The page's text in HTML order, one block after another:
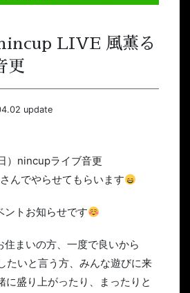
LIVE 風薫る
更
update
）nincupライブ音更
んでやらせてもらいます
ントお知らせです
住まいの方、一度で良いから
たいと言う方、みんな遊びに来
に盛り上がったり、まったりと